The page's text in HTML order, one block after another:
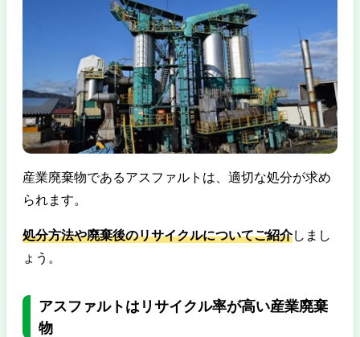
産業廃棄物であるアスファルトは、適切な処分が求め
られます。
処分方法や廃棄後のリサイクルについてご紹介しまし
ょう。
アスファルトはリサイクル率が高い産業廃棄
物